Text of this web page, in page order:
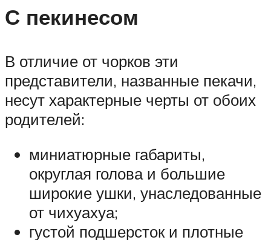
С пекинесом
В отличие от чорков эти
представители, названные пекачи,
несут характерные черты от обоих
родителей:
миниатюрные габариты,
округлая голова и большие
широкие ушки, унаследованные
от чихуахуа;
густой подшерсток и плотные